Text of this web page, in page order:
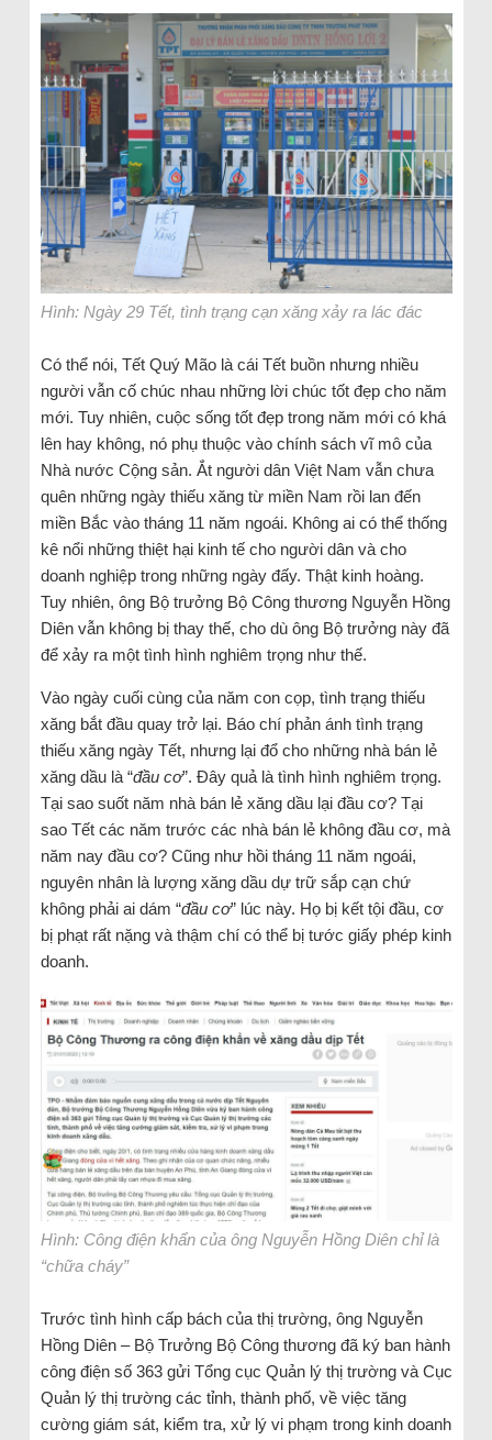
Hình: Ngày 29 Tết, tình trạng cạn xăng xảy ra lác đác
Có thể nói, Tết Quý Mão là cái Tết buồn nhưng nhiều
người vẫn cố chúc nhau những lời chúc tốt đẹp cho năm
mới. Tuy nhiên, cuộc sống tốt đẹp trong năm mới có khá
lên hay không, nó phụ thuộc vào chính sách vĩ mô của
Nhà nước Cộng sản. Ắt người dân Việt Nam vẫn chưa
quên những ngày thiếu xăng từ miền Nam rồi lan đến
miền Bắc vào tháng 11 năm ngoái. Không ai có thể thống
kê nổi những thiệt hại kinh tế cho người dân và cho
doanh nghiệp trong những ngày đấy. Thật kinh hoàng.
Tuy nhiên, ông Bộ trưởng Bộ Công thương Nguyễn Hồng
Diên vẫn không bị thay thế, cho dù ông Bộ trưởng này đã
để xảy ra một tình hình nghiêm trọng như thế.
Vào ngày cuối cùng của năm con cọp, tình trạng thiếu
xăng bắt đầu quay trở lại. Báo chí phản ánh tình trạng
thiếu xăng ngày Tết, nhưng lại đổ cho những nhà bán lẻ
xăng dầu là “đầu cơ”. Đây quả là tình hình nghiêm trọng.
Tại sao suốt năm nhà bán lẻ xăng dầu lại đầu cơ? Tại
sao Tết các năm trước các nhà bán lẻ không đầu cơ, mà
năm nay đầu cơ? Cũng như hồi tháng 11 năm ngoái,
nguyên nhân là lượng xăng dầu dự trữ sắp cạn chứ
không phải ai dám “đầu cơ” lúc này. Họ bị kết tội đầu, cơ
bị phạt rất nặng và thậm chí có thể bị tước giấy phép kinh
doanh.
Hình: Công điện khẩn của ông Nguyễn Hồng Diên chỉ là
“chữa cháy”
Trước tình hình cấp bách của thị trường, ông Nguyễn
Hồng Diên – Bộ Trưởng Bộ Công thương đã ký ban hành
công điện số 363 gửi Tổng cục Quản lý thị trường và Cục
Quản lý thị trường các tỉnh, thành phố, về việc tăng
cường giám sát, kiểm tra, xử lý vi phạm trong kinh doanh